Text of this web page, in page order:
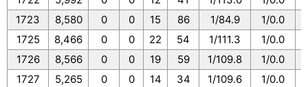
1723
8,580 0 0 15 86 1/84.9 1/0.0
1725
8,466 0 0 22 54 1/111.3 1/0.0
1726
8,566 0 0 19 59 1/109.8 1/0.0
1727
5,265 0 0 14 34 1/109.6 1/0.0